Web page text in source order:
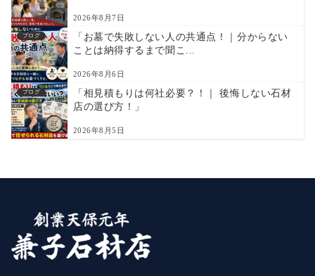
2026年8月7日
ブログ
「お墓で失敗しない人の共通点！｜分からない
ことは納得するまで聞こ...
2026年8月6日
ブログ
「相見積もりは何社必要？！｜ 後悔しない石材
店の選び方！」
2026年8月5日